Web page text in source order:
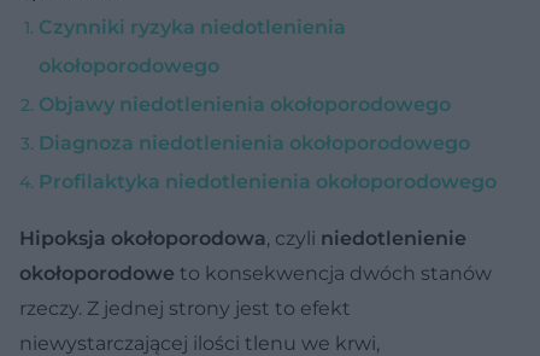
Czynniki ryzyka niedotlenienia
okołoporodowego
Objawy niedotlenienia okołoporodowego
Diagnoza niedotlenienia okołoporodowego
Profilaktyka niedotlenienia okołoporodowego
Hipoksja okołoporodowa, czyli niedotlenienie
okołoporodowe to konsekwencja dwóch stanów
rzeczy. Z jednej strony jest to efekt
niewystarczającej ilości tlenu we krwi,